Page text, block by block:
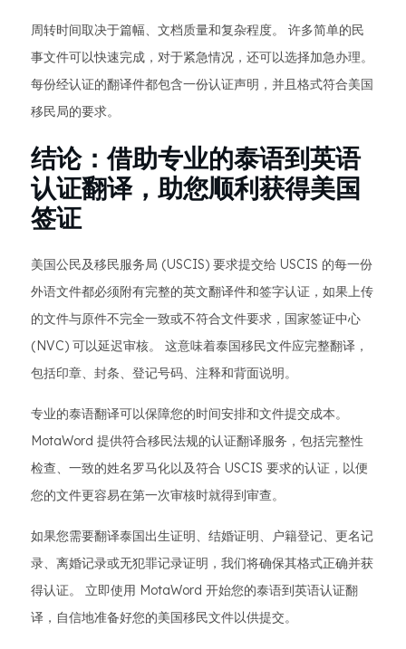
周转时间取决于篇幅、文档质量和复杂程度。 许多简单的民
事文件可以快速完成，对于紧急情况，还可以选择加急办理。
每份经认证的翻译件都包含一份认证声明，并且格式符合美国
移民局的要求。
结论：借助专业的泰语到英语
认证翻译，助您顺利获得美国
签证
美国公民及移民服务局 (USCIS) 要求提交给 USCIS 的每一份
外语文件都必须附有完整的英文翻译件和签字认证，如果上传
的文件与原件不完全一致或不符合文件要求，国家签证中心
(NVC) 可以延迟审核。 这意味着泰国移民文件应完整翻译，
包括印章、封条、登记号码、注释和背面说明。
专业的泰语翻译可以保障您的时间安排和文件提交成本。
MotaWord 提供符合移民法规的认证翻译服务，包括完整性
检查、一致的姓名罗马化以及符合 USCIS 要求的认证，以便
您的文件更容易在第一次审核时就得到审查。
如果您需要翻译泰国出生证明、结婚证明、户籍登记、更名记
录、离婚记录或无犯罪记录证明，我们将确保其格式正确并获
得认证。 立即使用 MotaWord 开始您的泰语到英语认证翻
译，自信地准备好您的美国移民文件以供提交。